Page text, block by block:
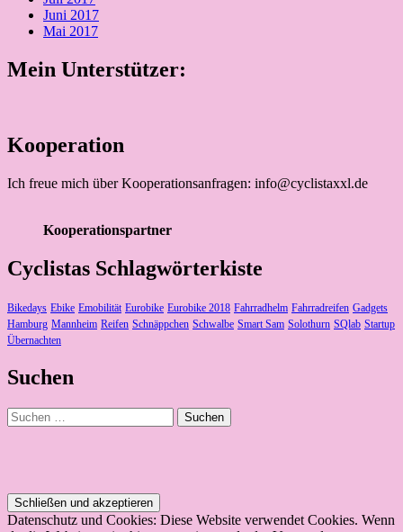
Juni 2017
Mai 2017
Mein Unterstützer:
Kooperation
Ich freue mich über Kooperationsanfragen: info@cyclistaxxl.de
Kooperationspartner
Cyclistas Schlagwörterkiste
Bikedays Ebike Emobilität Eurobike Eurobike 2018 Fahrradhelm Fahrradreifen Gadgets
Hamburg Mannheim Reifen Schnäppchen Schwalbe Smart Sam Solothurn SQlab Startup
Übernachten
Suchen
Suchen
nach:
Datenschutz und Cookies: Diese Website verwendet Cookies. Wenn